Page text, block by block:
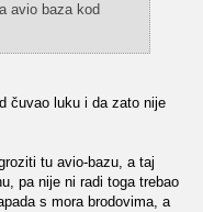
avio baza kod
čuvao luku i da zato nije
tu avio-bazu, a taj
pa nije ni radi toga trebao
s mora brodovima, a